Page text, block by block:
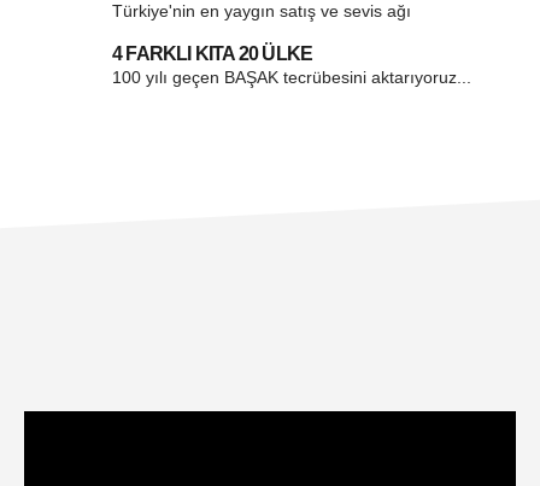
Türkiye'nin en yaygın satış ve sevis ağı
4 FARKLI KITA 20 ÜLKE
100 yılı geçen BAŞAK tecrübesini aktarıyoruz...